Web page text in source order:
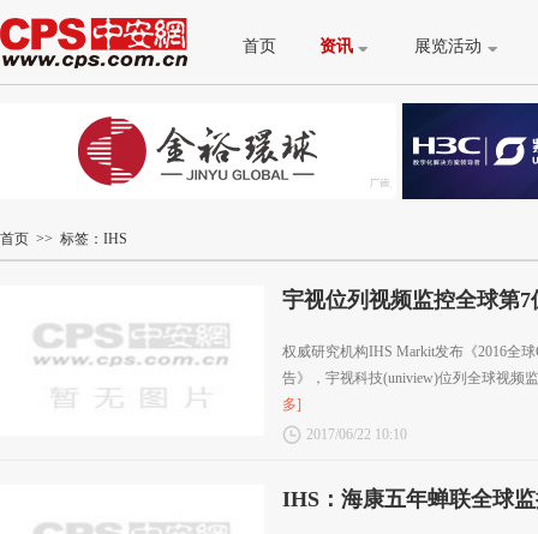
首页 资讯 展览活动
首页 >> 标签：IHS
宇视位列视频监控全球第7
权威研究机构IHS Markit发布《2016全
告》，宇视科技(uniview)位列全球视频
多]
2017/06/22 10:10
IHS：海康五年蝉联全球